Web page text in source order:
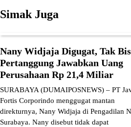
Simak Juga
Nany Widjaja Digugat, Tak
Pertanggung Jawabkan Uang
Perusahaan Rp 21,4 Miliar
SURABAYA (DUMAIPOSNEWS) – PT
Fortis Corporindo menggugat mantan
direkturnya, Nany Widjaja di Pengadilan
Surabaya. Nany disebut tidak dapat